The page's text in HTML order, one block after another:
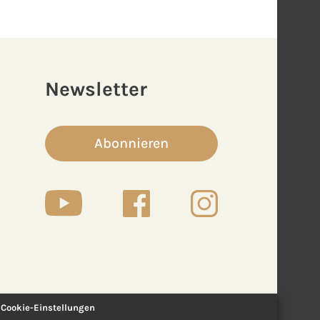
Newsletter
Abonnieren
Cookie-Einstellungen